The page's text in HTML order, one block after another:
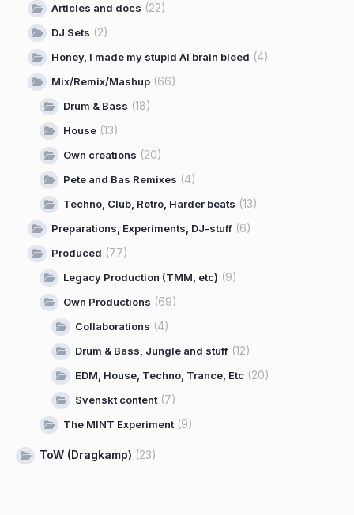
Articles and docs (22)
DJ Sets (2)
Honey, I made my stupid AI brain bleed (4)
Mix/Remix/Mashup (66)
Drum & Bass (18)
House (13)
Own creations (20)
Pete and Bas Remixes (4)
Techno, Club, Retro, Harder beats (13)
Preparations, Experiments, DJ-stuff (6)
Produced (77)
Legacy Production (TMM, etc) (9)
Own Productions (69)
Collaborations (4)
Drum & Bass, Jungle and stuff (12)
EDM, House, Techno, Trance, Etc (20)
Svenskt content(7)
The MINT Experiment(9)
ToW (Dragkamp) (23)